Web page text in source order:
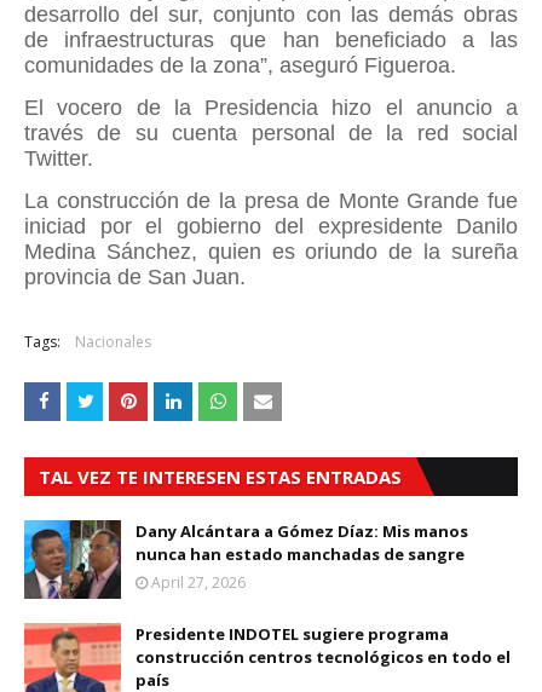
desarrollo del sur, conjunto con las demás obras
de infraestructuras que han beneficiado a las
comunidades de la zona”, aseguró Figueroa.
El vocero de la Presidencia hizo el anuncio a
través de su cuenta personal de la red social
Twitter.
La construcción de la presa de Monte Grande fue
iniciad por el gobierno del expresidente Danilo
Medina Sánchez, quien es oriundo de la sureña
provincia de San Juan.
Tags: Nacionales
TAL VEZ TE INTERESEN ESTAS ENTRADAS
Dany Alcántara a Gómez Díaz: Mis manos
nunca han estado manchadas de sangre
April 27, 2026
Presidente INDOTEL sugiere programa
construcción centros tecnológicos en todo el
país